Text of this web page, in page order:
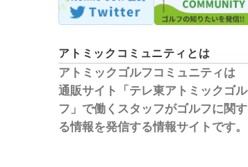
アトミックコミュニティとは
アトミックゴルフコミュニティは
通販サイト「テレ東アトミックゴル
フ」で働くスタッフがゴルフに関す
る情報を発信する情報サイトです。